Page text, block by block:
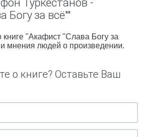
Туркестанов -
Богу за всё""
"Акафист "Слава Богу за
мнения людей о произведении.
о книге? Оставьте Ваш